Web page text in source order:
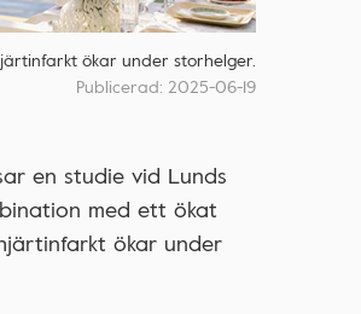
ökar under storhelger.
Publicerad: 2025-06-19
en studie vid Lunds
med ett ökat
ökar under